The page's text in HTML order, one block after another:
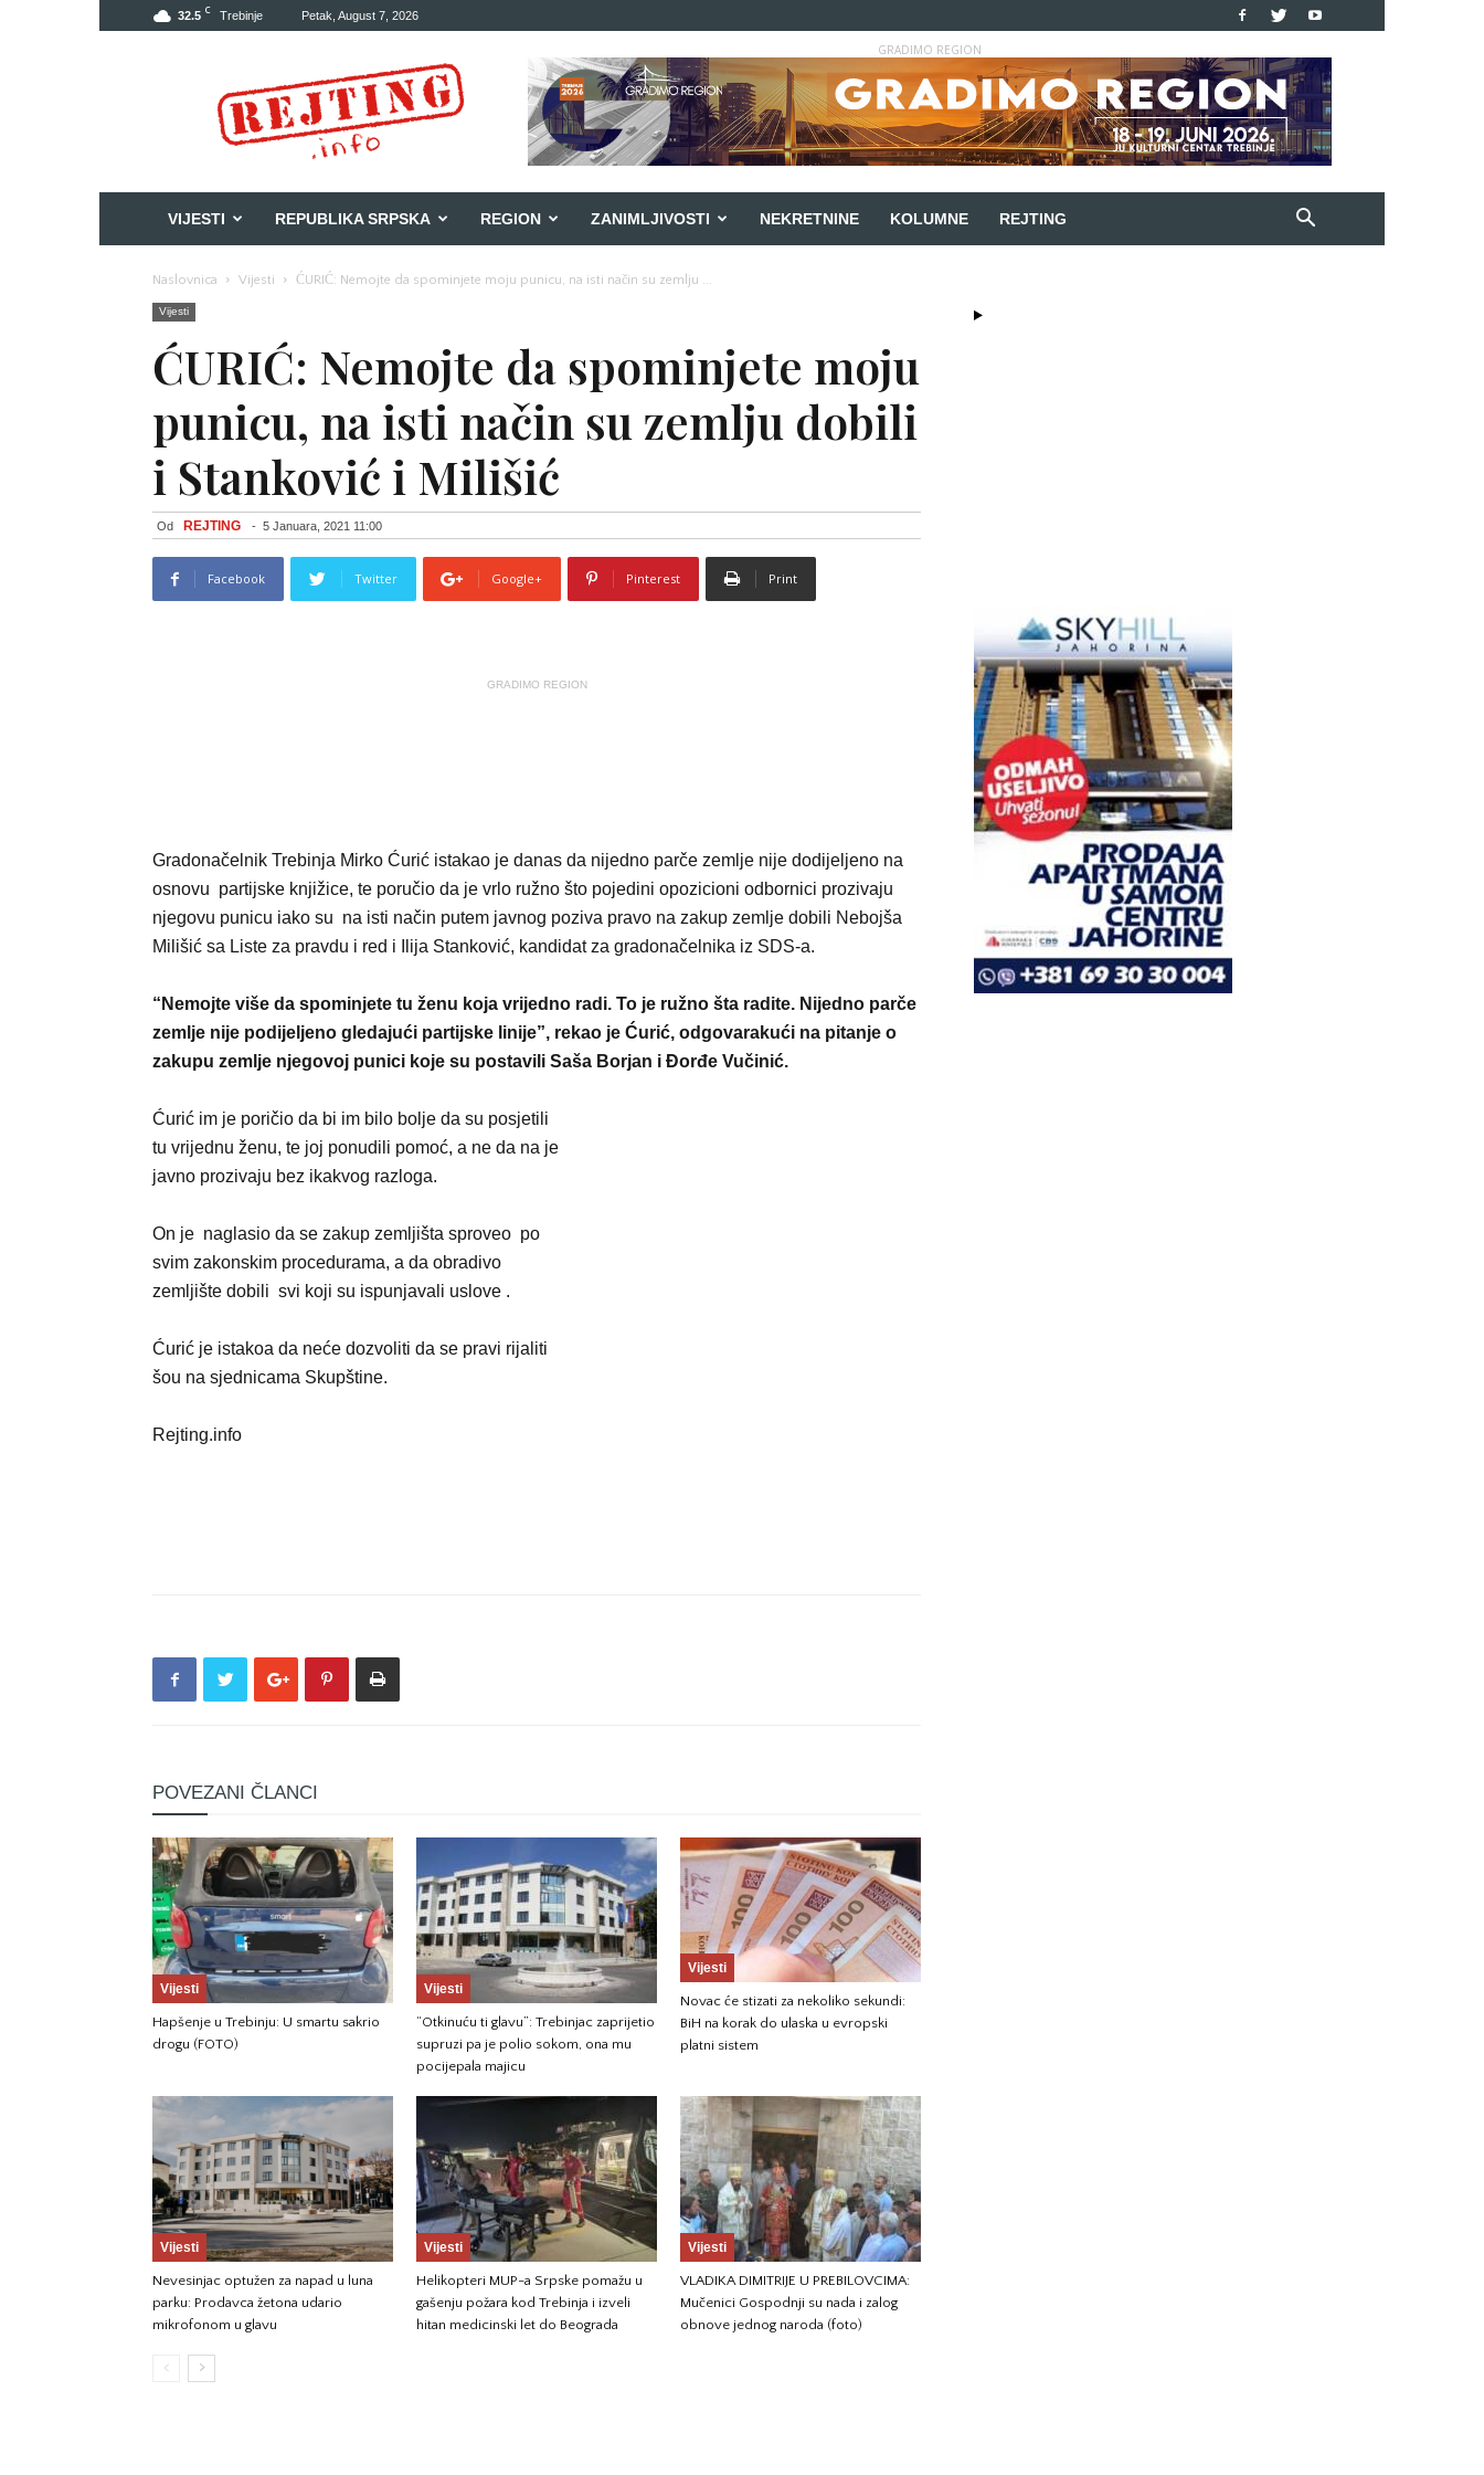
32.5 C Trebinje Petak, August 7, 2026
GRADIMO REGION
VIJESTI REPUBLIKA SRPSKA REGION ZANIMLJIVOSTI NEKRETNINE KOLUMNE REJTING
Naslovnica Vijesti ĆURIĆ: Nemojte da spominjete moju punicu, na isti način su zemlju ...
Vijesti
ĆURIĆ: Nemojte da spominjete moju
punicu, na isti način su zemlju dobili
i Stanković i Milišić
Od REJTING - 5 Januara, 2021 11:00
Facebook Twitter Google+ Pinterest Print
GRADIMO REGION
Gradonačelnik Trebinja Mirko Ćurić istakao je danas da nijedno parče zemlje nije dodijeljeno na
osnovu partijske knjižice, te poručio da je vrlo ružno što pojedini opozicioni odbornici prozivaju
njegovu punicu iako su na isti način putem javnog poziva pravo na zakup zemlje dobili Nebojša
Milišić sa Liste za pravdu i red i Ilija Stanković, kandidat za gradonačelnika iz SDS-a.
“Nemojte više da spominjete tu ženu koja vrijedno radi. To je ružno šta radite. Nijedno parče
zemlje nije podijeljeno gledajući partijske linije”, rekao je Ćurić, odgovarakući na pitanje o
zakupu zemlje njegovoj punici koje su postavili Saša Borjan i Đorđe Vučinić.
Ćurić im je poričio da bi im bilo bolje da su posjetili
tu vrijednu ženu, te joj ponudili pomoć, a ne da na je
javno prozivaju bez ikakvog razloga.
On je naglasio da se zakup zemljišta sproveo po
svim zakonskim procedurama, a da obradivo
zemljište dobili svi koji su ispunjavali uslove .
Ćurić je istakoa da neće dozvoliti da se pravi rijaliti
šou na sjednicama Skupštine.
Rejting.info
POVEZANI ČLANCI
Vijesti
Hapšenje u Trebinju: U smartu sakrio
drogu (FOTO)
Vijesti
“Otkinuću ti glavu”: Trebinjac zaprijetio
supruzi pa je polio sokom, ona mu
pocijepala majicu
Vijesti
Novac će stizati za nekoliko sekundi:
BiH na korak do ulaska u evropski
platni sistem
Vijesti
Nevesinjac optužen za napad u luna
parku: Prodavca žetona udario
mikrofonom u glavu
Vijesti
Helikopteri MUP-a Srpske pomažu u
gašenju požara kod Trebinja i izveli
hitan medicinski let do Beograda
Vijesti
VLADIKA DIMITRIJE U PREBILOVCIMA:
Mučenici Gospodnji su nada i zalog
obnove jednog naroda (foto)